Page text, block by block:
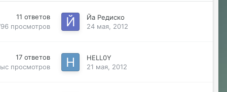
11 ответов
просмотров
Йа Редиско
24 мая, 2012
17 ответов
просмотров
HELL0Y
21 мая, 2012